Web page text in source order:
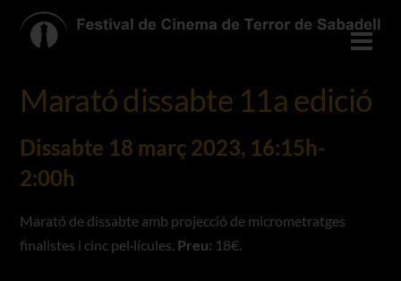
Marató dissabte 11a edició
Dissabte 18 març 2023, 16:15h-
2:00h
Marató de dissabte amb projecció de micrometratges
finalistes i cinc pel·lícules. Preu: 18€.